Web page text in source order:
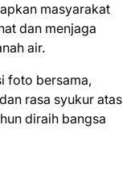
masyarakat
dan menjaga
air.
foto bersama,
rasa syukur atas
diraih bangsa